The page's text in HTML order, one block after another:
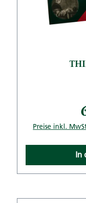
Preise inkl.
In